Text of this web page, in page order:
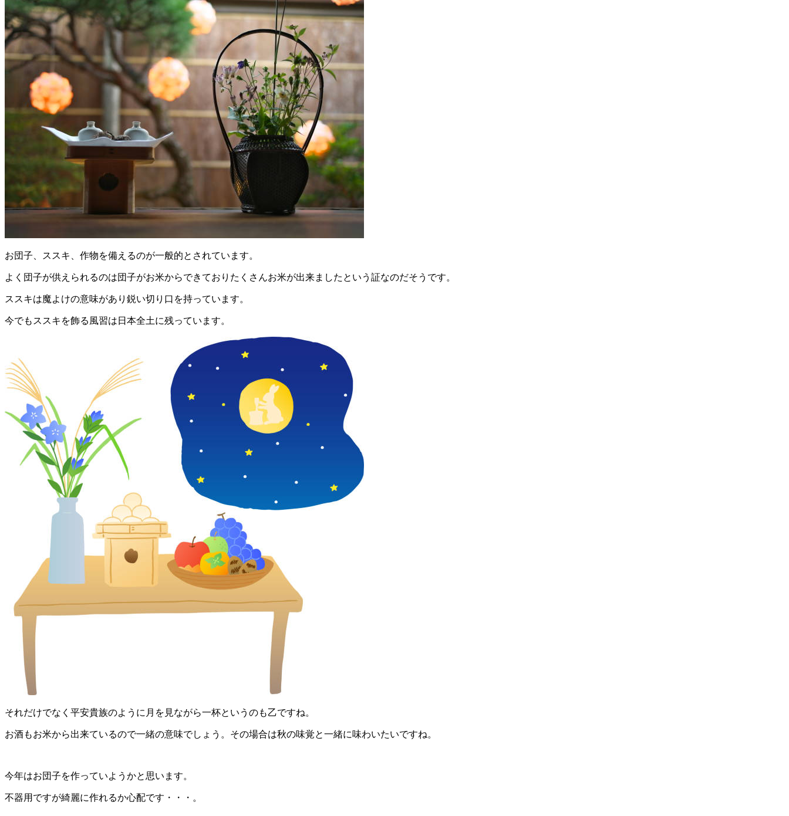
お団子、ススキ、作物を備えるのが一般的とされています。
よく団子が供えられるのは団子がお米からできておりたくさんお米が出来ましたという証なのだそうです。
ススキは魔よけの意味があり鋭い切り口を持っています。
今でもススキを飾る風習は日本全土に残っています。
それだけでなく平安貴族のように月を見ながら一杯というのも乙ですね。
お酒もお米から出来ているので一緒の意味でしょう。その場合は秋の味覚と一緒に味わいたいですね。
今年はお団子を作っていようかと思います。
不器用ですが綺麗に作れるか心配です・・・。